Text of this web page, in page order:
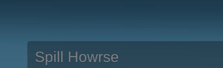
Spill Howrse